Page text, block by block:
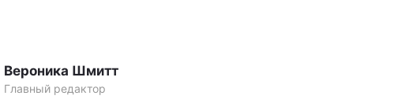
Вероника Шмитт
Главный редактор